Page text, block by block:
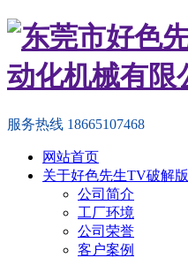
服务热线 18665107468
网站首页
关于好色先生TV破解版
公司简介
工厂环境
公司荣誉
客户案例